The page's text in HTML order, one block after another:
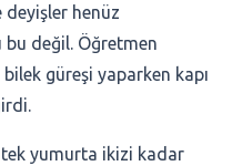
deyişler henüz
bu değil. Öğretmen
güreşi yaparken kapı
tek yumurta ikizi kadar